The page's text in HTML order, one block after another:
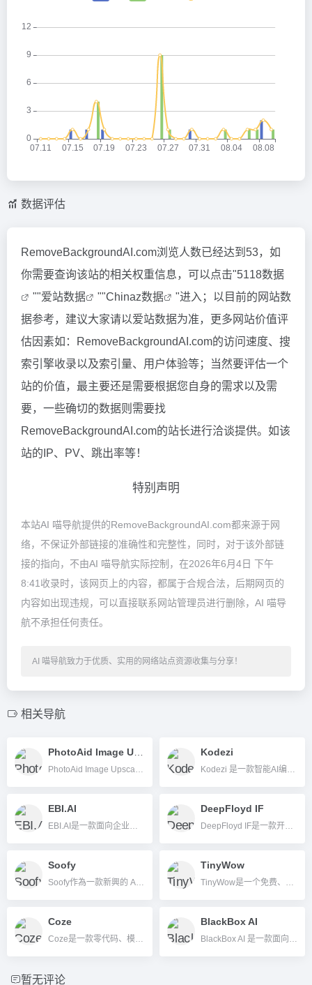
数据评估
RemoveBackgroundAI.com浏览人数已经达到53，如
你需要查询该站的相关权重信息，可以点击"5118数据
""爱站数据 ""Chinaz数据
"进入；以目前的网站数
据参考，建议大家请以爱站数据为准，更多网站价值评
估因素如：RemoveBackgroundAI.com的访问速度、搜
索引擎收录以及索引量、用户体验等；当然要评估一个
站的价值，最主要还是需要根据您自身的需求以及需
要，一些确切的数据则需要找
RemoveBackgroundAI.com的站长进行洽谈提供。如该
站的IP、PV、跳出率等！
特别声明
本站AI 喵导航提供的RemoveBackgroundAI.com都来源于网
络，不保证外部链接的准确性和完整性，同时，对于该外部链
接的指向，不由AI 喵导航实际控制，在2026年6月4日 下午
8:41收录时，该网页上的内容，都属于合规合法，后期网页的
内容如出现违规，可以直接联系网站管理员进行删除，AI 喵导
航不承担任何责任。
AI 喵导航致力于优质、实用的网络站点资源收集与分享！
相关导航
Kodezi
EBI.AI DeepFloyd IF
Soofy TinyWow
Coze BlackBox AI
暂无评论